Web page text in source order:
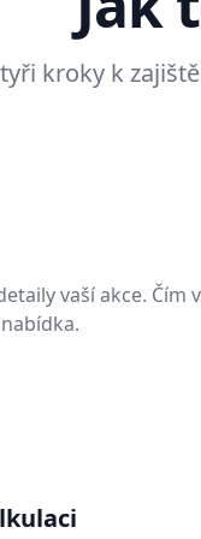
kroky k
vaší akce. Čím